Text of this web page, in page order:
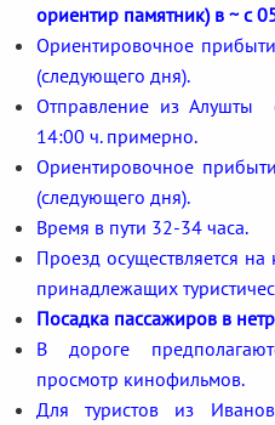
ориентир памятник) в ~ с
Ориентировочное
(следующего дня).
Отправление из Алушты
14:00 ч. примерно.
Ориентировочное
(следующего дня).
Время в пути 32-34 часа.
Проезд осуществляется
принадлежащих
Посадка пассажиров в
В дороге
просмотр кинофильмов.
Для туристов из